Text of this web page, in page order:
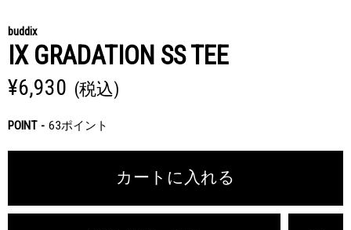
buddix
IX GRADATION SS TEE
¥6,930 (税込)
POINT 63ポイント
カートに入れる